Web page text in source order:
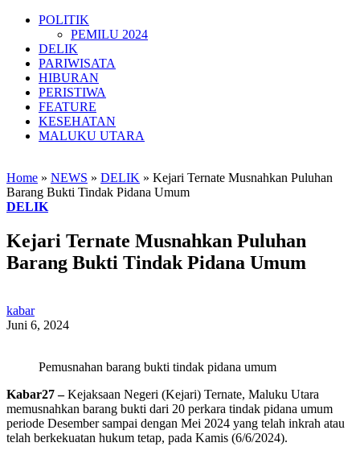
POLITIK
PEMILU 2024
DELIK
PARIWISATA
HIBURAN
PERISTIWA
FEATURE
KESEHATAN
MALUKU UTARA
Home » NEWS » DELIK » Kejari Ternate Musnahkan Puluhan
Barang Bukti Tindak Pidana Umum
DELIK
Kejari Ternate Musnahkan Puluhan
Barang Bukti Tindak Pidana Umum
kabar
Juni 6, 2024
Pemusnahan barang bukti tindak pidana umum
Kabar27 –Kejaksaan Negeri (Kejari) Ternate, Maluku Utara
memusnahkan barang bukti dari 20 perkara tindak pidana umum
periode Desember sampai dengan Mei 2024 yang telah inkrah atau
telah berkekuatan hukum tetap, pada Kamis (6/6/2024).